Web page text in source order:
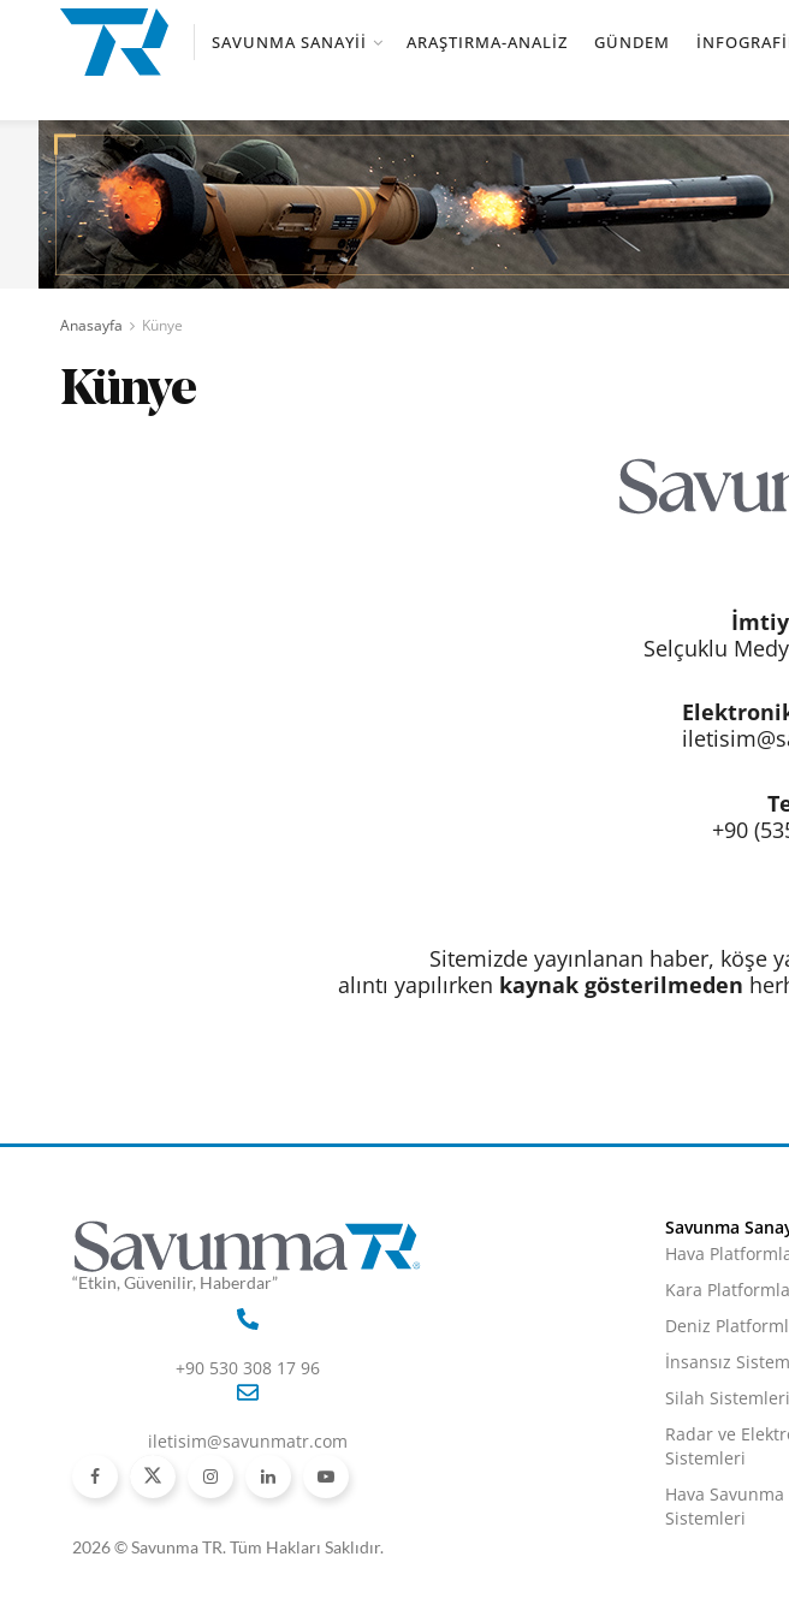
SAVUNMA SANAYII ARAŞTIRMA-ANALIZ GÜNDEM
Anasayfa Künye
Künye
Selçuklu
+90
Sitemizde yayınlanan haber, köşe
alıntı yapılırken kaynak gösterilmeden
“Etkin, Güvenilir, Haberdar”
+90 530 308 17 96
iletisim@savunmatr.com
2026 © Savunma TR. Tüm Hakları Saklıdır.
Savunma
Hava
Kara
Deniz
İnsansız
Silah Sistemleri
Radar ve
Sistemleri
Hava Savunma
Sistemleri